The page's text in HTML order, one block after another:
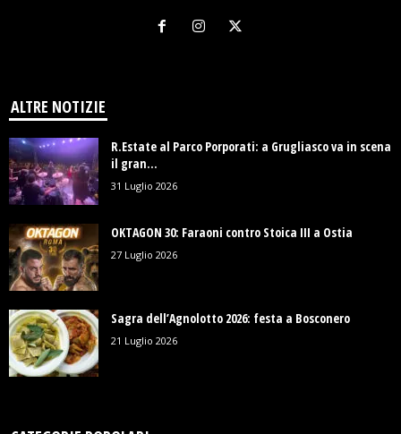
ALTRE NOTIZIE
R.Estate al Parco Porporati: a Grugliasco va in scena
il gran...
31 Luglio 2026
OKTAGON 30: Faraoni contro Stoica III a Ostia
27 Luglio 2026
Sagra dell’Agnolotto 2026: festa a Bosconero
21 Luglio 2026